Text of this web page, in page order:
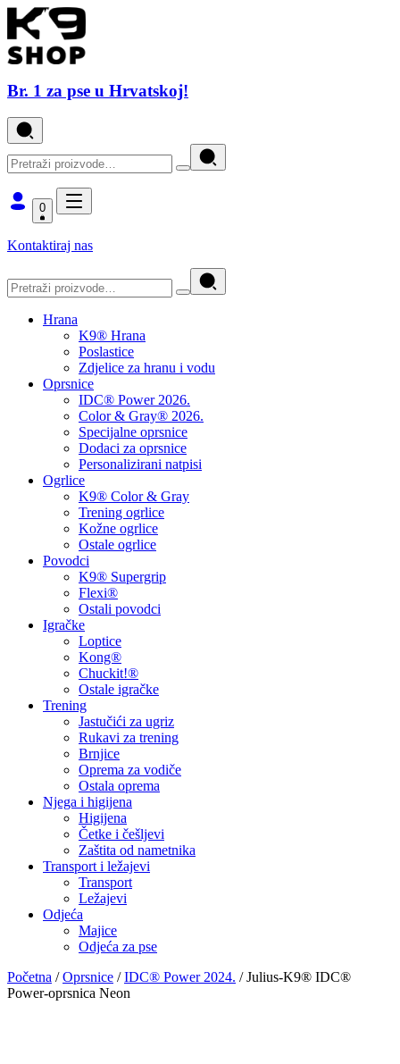
Br. 1 za pse u Hrvatskoj!
0
Kontaktiraj nas
Hrana
K9® Hrana
Poslastice
Zdjelice za hranu i vodu
Oprsnice
IDC® Power 2026.
Color & Gray® 2026.
Specijalne oprsnice
Dodaci za oprsnice
Personalizirani natpisi
Ogrlice
K9® Color & Gray
Trening ogrlice
Kožne ogrlice
Ostale ogrlice
Povodci
K9® Supergrip
Flexi®
Ostali povodci
Igračke
Loptice
Kong®
Chuckit!®
Ostale igračke
Trening
Jastučići za ugriz
Rukavi za trening
Brnjice
Oprema za vodiče
Ostala oprema
Njega i higijena
Higijena
Četke i češljevi
Zaštita od nametnika
Transport i ležajevi
Transport
Ležajevi
Odjeća
Majice
Odjeća za pse
Početna /Oprsnice /IDC® Power 2024. / Julius-K9® IDC®
Power-oprsnica Neon